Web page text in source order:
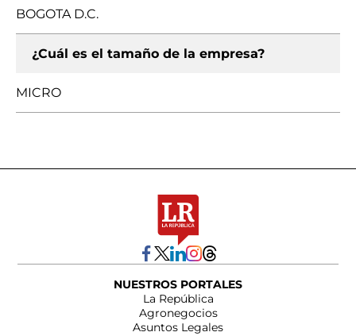
BOGOTA D.C.
¿Cuál es el tamaño de la empresa?
MICRO
NUESTROS PORTALES
La República
Agronegocios
Asuntos Legales